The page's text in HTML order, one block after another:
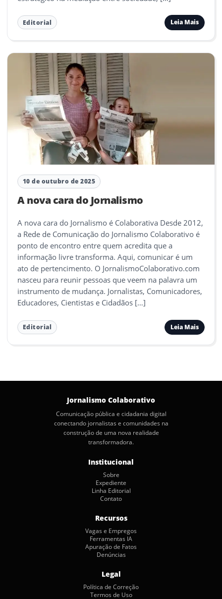
Editorial Leia Mais
10 de outubro de 2025
A nova cara do Jornalismo
A nova cara do Jornalismo é Colaborativa Desde 2012,
a Rede de Comunicação do Jornalismo Colaborativo é
ponto de encontro entre quem acredita que a
informação livre transforma. Aqui, comunicar é um
ato de pertencimento. O JornalismoColaborativo.com
nasceu para reunir pessoas que veem na palavra um
instrumento de mudança. Jornalistas, Comunicadores,
Educadores, Cientistas e Cidadãos […]
Editorial Leia Mais
Jornalismo Colaborativo
Comunicação pública e cidadania digital
conectando jornalistas e comunidades na
construção de uma nova realidade
transformadora.
Institucional
Sobre
Expediente
Linha Editorial
Contato
Recursos
Vagas e Empregos
Ferramentas IA
Apuração de Fatos
Denúncias
Legal
Política de Correção
Termos de Uso